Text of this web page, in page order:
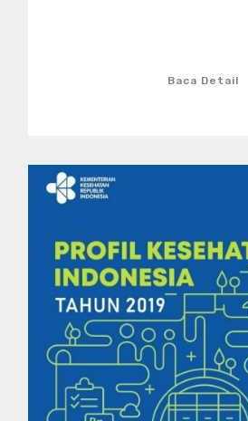
Baca Detail